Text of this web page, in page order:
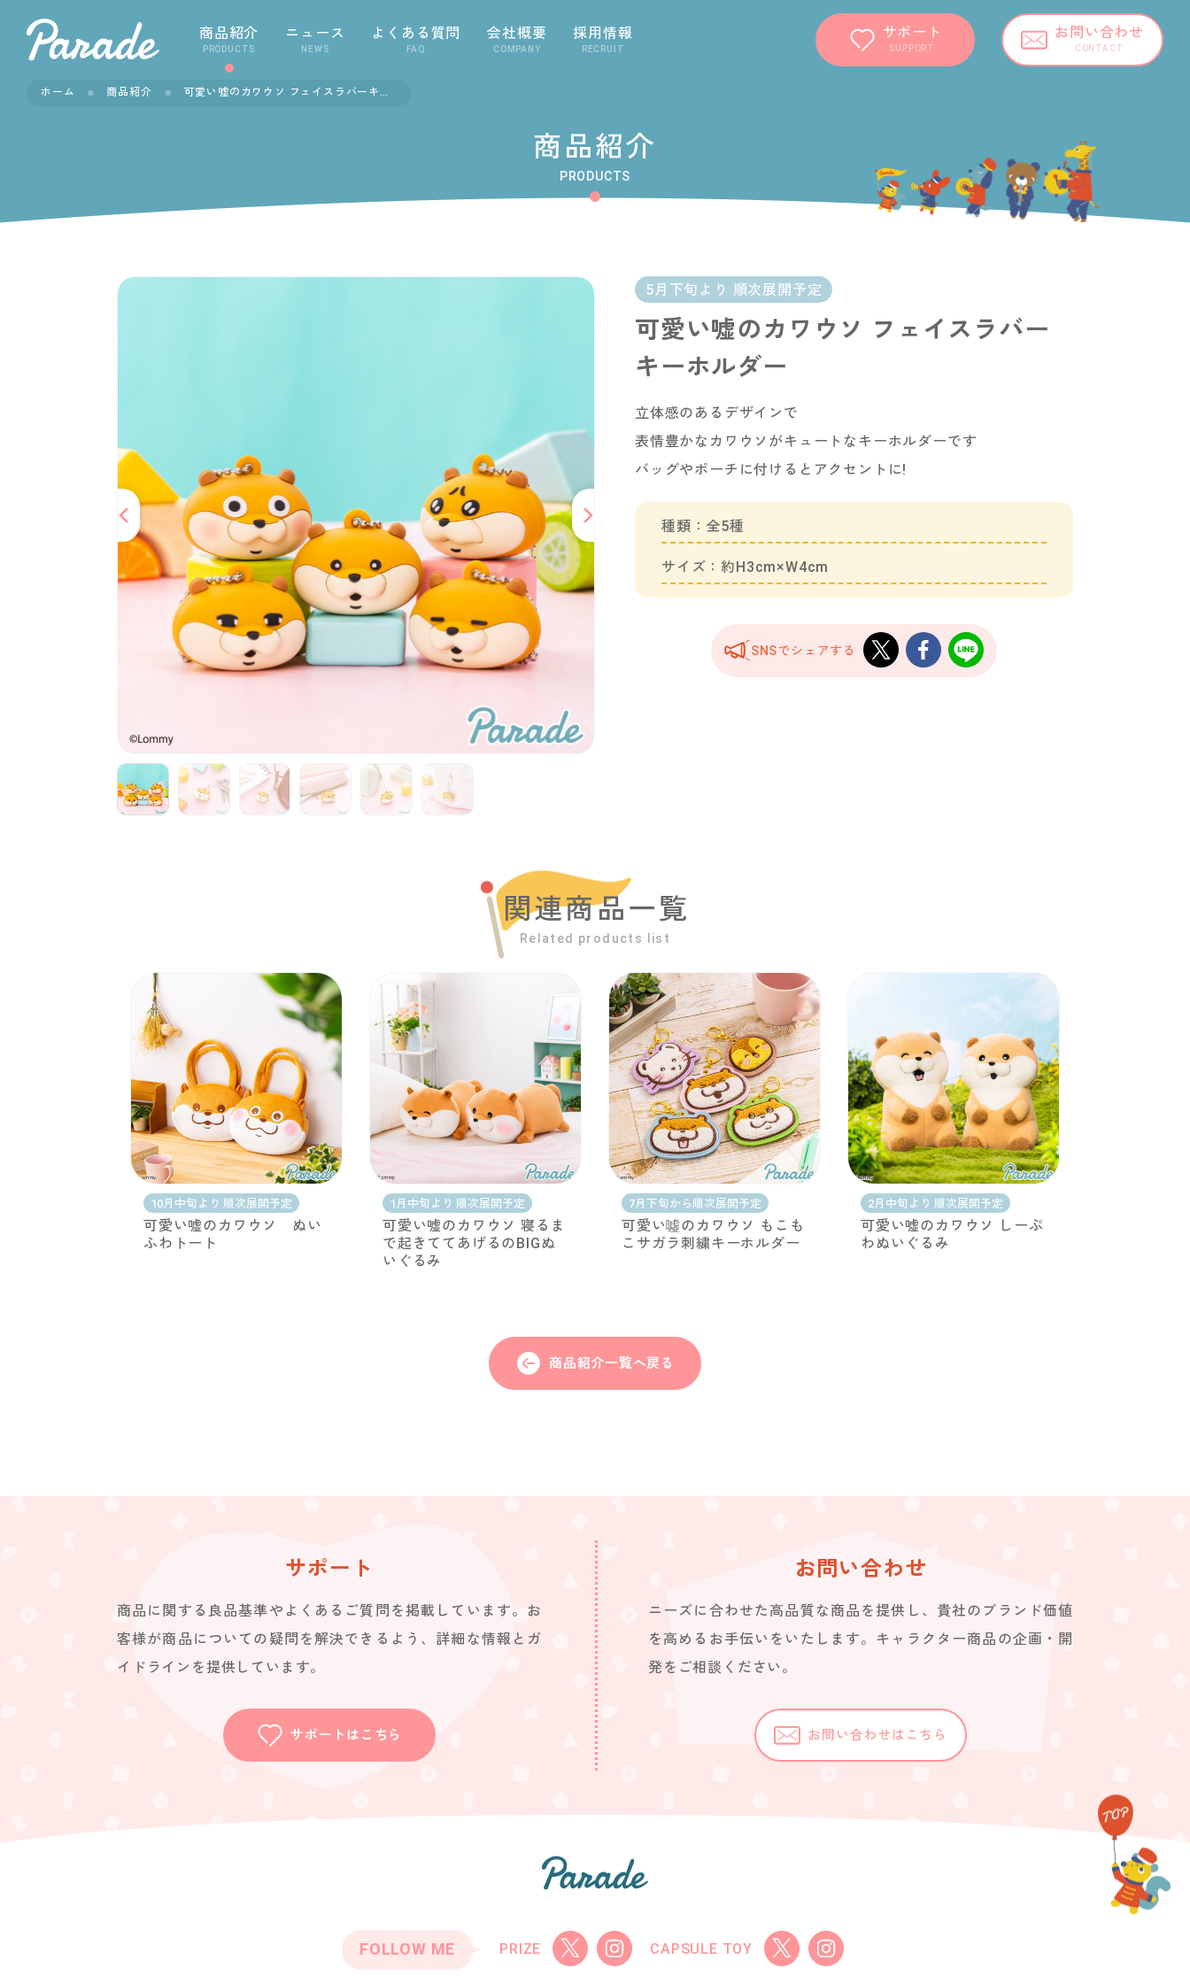
商品紹介
PRODUCTS
ニュース
NEWS
よくある質問
FAQ
会社概要
COMPANY
採用情報
RECRUIT
サポート
SUPPORT
お問い合わせ
CONTACT
ホーム 商品紹介 可愛い嘘のカワウソ フェイスラバーキーホルダー
商品紹介
PRODUCTS
5月下旬より 順次展開予定
可愛い嘘のカワウソ フェイスラバー
キーホルダー
立体感のあるデザインで
表情豊かなカワウソがキュートなキーホルダーです
バッグやポーチに付けるとアクセントに!
種類：全5種
サイズ：約H3cm×W4cm
SNSでシェアする
関連商品一覧
Related products list
10月中旬より 順次展開予定
可愛い嘘のカワウソ ぬい
ふわトート
1月中旬より 順次展開予定
可愛い嘘のカワウソ 寝るま
で起きててあげるのBIGぬ
いぐるみ
7月下旬から順次展開予定
可愛い噓のカワウソ もこも
こサガラ刺繍キーホルダー
2月中旬より 順次展開予定
可愛い嘘のカワウソ しーぷ
わぬいぐるみ
商品紹介一覧へ戻る
サポート
商品に関する良品基準やよくあるご質問を掲載しています。お
客様が商品についての疑問を解決できるよう、詳細な情報とガ
イドラインを提供しています。
サポートはこちら
お問い合わせ
ニーズに合わせた高品質な商品を提供し、貴社のブランド価値
を高めるお手伝いをいたします。キャラクター商品の企画・開
発をご相談ください。
お問い合わせはこちら
FOLLOW ME PRIZE CAPSULE TOY